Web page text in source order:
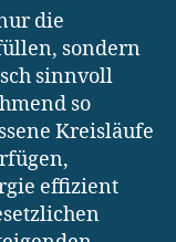
die
sondern
sinnvoll
so
Kreisläufe
effizient